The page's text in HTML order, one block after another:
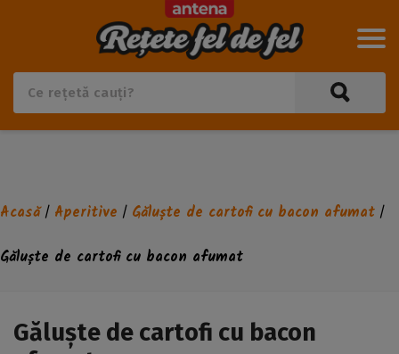
Acasă/ Aperitive / Găluște de cartofi cu bacon afumat /
Găluște de cartofi cu bacon afumat
Găluște de cartofi cu bacon